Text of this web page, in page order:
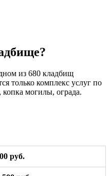
из 680 кладбищ
только комплекс услуг по
могилы, ограда.
руб.